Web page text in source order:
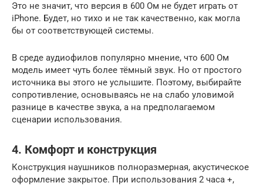
Это не значит, что версия в 600 Ом не будет играть от
iPhone. Будет, но тихо и не так качественно, как могла
бы от соответствующей системы.
В среде аудиофилов популярно мнение, что 600 Ом
модель имеет чуть более тёмный звук. Но от простого
источника вы этого не услышите. Поэтому, выбирайте
сопротивление, основываясь не на слабо уловимой
разнице в качестве звука, а на предполагаемом
сценарии использования.
4. Комфорт и конструкция
Конструкция наушников полноразмерная, акустическое
оформление закрытое. При использования 2 часа +,